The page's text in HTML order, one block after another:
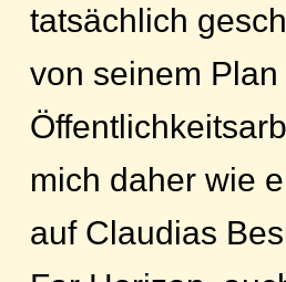
tatsächlich
von seinem
mich daher wie
auf Claudias